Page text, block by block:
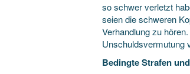
so schwer verletzt
seien die schweren
Verhandlung zu
Unschuldsvermutung
Bedingte Strafen